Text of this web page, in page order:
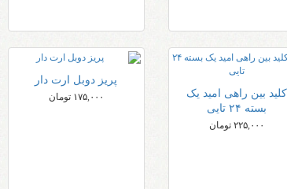
کلید بین راهی امید یک
بسته ۲۴ تایی
۲۲۵,۰۰۰ تومان
پریز دوبل ارت دار
۱۷۵,۰۰۰ تومان